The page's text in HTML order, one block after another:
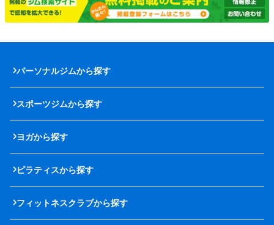
パーソナルジムから探す
スポーツジムから探す
ヨガから探す
ピラティスから探す
フィットネスクラブから探す